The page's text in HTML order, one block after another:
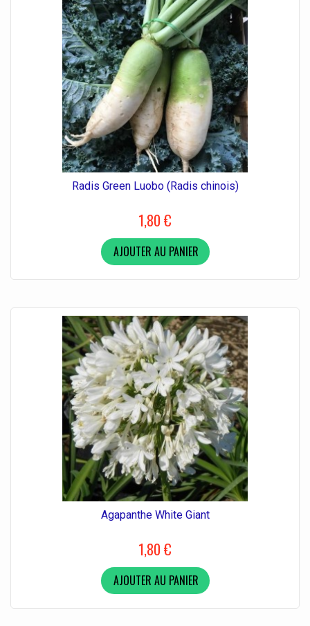
Radis Green Luobo (Radis chinois)
1,80 €
AJOUTER AU PANIER
Agapanthe White Giant
1,80 €
AJOUTER AU PANIER